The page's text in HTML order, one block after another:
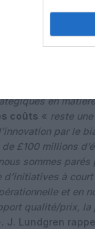
d’easyJet,
difficiles, nous
rapport à l’année
en moins sur la
historique. Nous
en
coûts « reste
par le
£100 millions
nous sommes
d’initiatives à
et en
qualité/prix,
J. Lundgren